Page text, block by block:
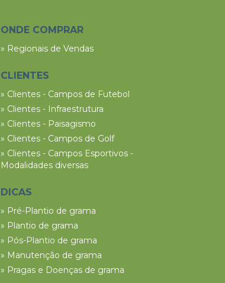
ONDE COMPRAR
» Regionais de Vendas
CLIENTES
» Clientes - Campos de Futebol
» Clientes - Infraestrutura
» Clientes - Paisagismo
» Clientes - Campos de Golf
» Clientes - Campos Esportivos -
Modalidades diversas
DICAS
» Pré-Plantio de grama
» Plantio de grama
» Pós-Plantio de grama
» Manutenção de grama
» Pragas e Doenças de grama